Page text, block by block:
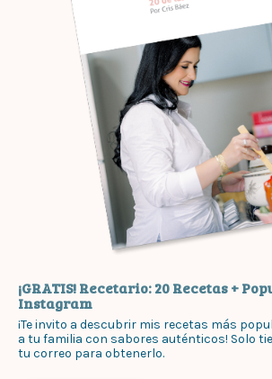
¡GRATIS! Recetario: 20 Recetas +
Instagram
¡Te invito a descubrir mis recetas más
a tu familia con sabores auténticos! Solo
tu correo para obtenerlo.